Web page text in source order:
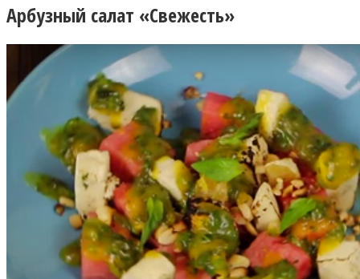
Арбузный салат «Свежесть»